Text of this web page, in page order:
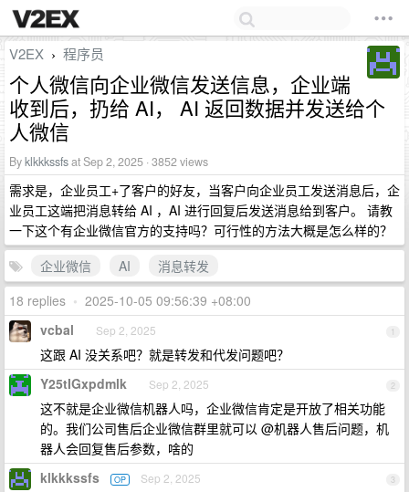
V2EX › 程序员
个人微信向企业微信发送信息，企业端
收到后，扔给 AI， AI 返回数据并发送给个
人微信
Byklkkkssfsat Sep 2, 2025 · 3852 views
需求是，企业员工+了客户的好友，当客户向企业员工发送消息后，企
业员工这端把消息转给 AI ，AI 进行回复后发送消息给到客户。 请教
一下这个有企业微信官方的支持吗？可行性的方法大概是怎么样的？
企业微信
AI
消息转发
18 replies • 2025-10-05 09:56:39 +08:00
1
vcbal Sep 2, 2025
这跟 AI 没关系吧？就是转发和代发问题吧？
2
Y25tIGxpdmlk Sep 2, 2025
这不就是企业微信机器人吗，企业微信肯定是开放了相关功能
的。我们公司售后企业微信群里就可以 @机器人售后问题，机
器人会回复售后参数，啥的
3
klkkkssfs OP Sep 2, 2025